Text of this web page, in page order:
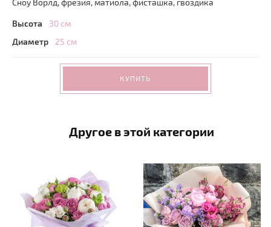
Сноу Ворлд, фрезия, матиола, фисташка, гвоздика
Высота
30 см
Диаметр
25 см
КУПИТЬ
Другое в этой категории